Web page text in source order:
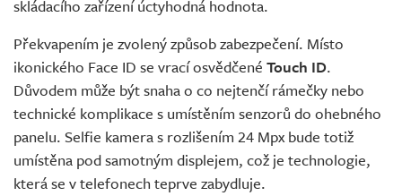
skládacího zařízení úctyhodná hodnota.
Překvapením je zvolený způsob zabezpečení. Místo
ikonického Face ID se vrací osvědčené Touch ID.
Důvodem může být snaha o co nejtenčí rámečky nebo
technické komplikace s umístěním senzorů do ohebného
panelu. Selfie kamera s rozlišením 24 Mpx bude totiž
umístěna pod samotným displejem, což je technologie,
která se v telefonech teprve zabydluje.